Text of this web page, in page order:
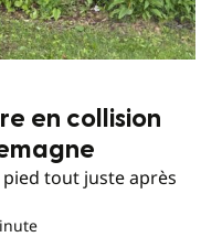
en collision
tout juste après